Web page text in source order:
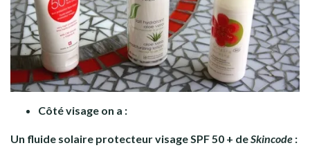
Côté visage on a :
Un fluide solaire protecteur visage SPF 50 + deSkincode :